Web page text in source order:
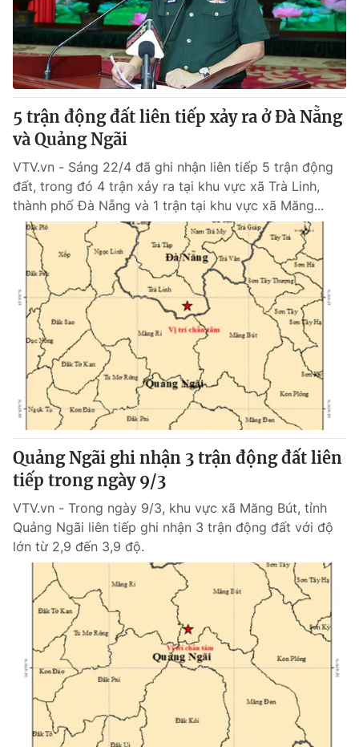
Thị trường 24h Tấm lòng Việt
VTV4 Vươn mình bằng AI
VTV9 VTV8
Liên hệ tòa soạn English
THỜI BÁO VTV
Theo dõi báo trên
Cơ quan chủ quản:
Đài Truyền hình Việt Nam
Cơ quan báo chí:Thời báo VTV
Giấy phép hoạt động báo in và báo điện tử số 483/GP-BTTTT
cấp ngày 29/12/2023
Tổng Biên tập:Vũ Thanh Thủy
Phó Tổng Biên tập:Nguyễn Thị Mỹ Hạnh, Phạm Quốc Thắng,
Nguyễn Trọng Ninh
024.38 355 931 - 024.38 355 932
Ðiện thoại Thời báo VTV:024.66 897 897
Email:toasoan@vtv.vn
Liên hệ quảng cáo:024-7300.7108
5 trận động đất liên tiếp xảy ra ở Đà Nẵng
và Quảng Ngãi
VTV.vn - Sáng 22/4 đã ghi nhận liên tiếp 5 trận động
đất, trong đó 4 trận xảy ra tại khu vực xã Trà Linh,
thành phố Đà Nẵng và 1 trận tại khu vực xã Măng...
Quảng Ngãi ghi nhận 3 trận động đất liên
tiếp trong ngày 9/3
VTV.vn - Trong ngày 9/3, khu vực xã Măng Bút, tỉnh
Quảng Ngãi liên tiếp ghi nhận 3 trận động đất với độ
lớn từ 2,9 đến 3,9 độ.